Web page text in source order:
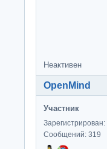
Неактивен
OpenMind
Участник
Сообщений: 319